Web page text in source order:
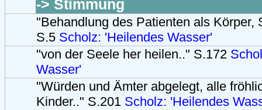
-> Stimmung
"Behandlung des Patienten als Körper,
S.5 Scholz: 'Heilendes Wasser'
"von der Seele her heilen.." S.172
Wasser'
"Würden und Ämter abgelegt, alle
Kinder.." S.201 Scholz: 'Heilendes